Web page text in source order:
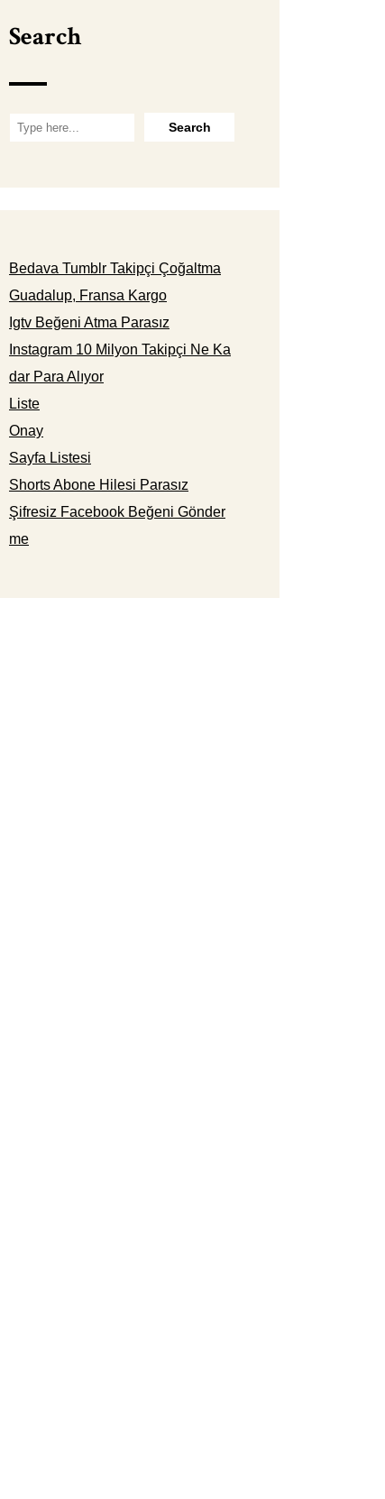
Search
Bedava Tumblr Takipçi Çoğaltma
Guadalup, Fransa Kargo
Igtv Beğeni Atma Parasız
Instagram 10 Milyon Takipçi Ne Ka
dar Para Alıyor
Liste
Onay
Sayfa Listesi
Shorts Abone Hilesi Parasız
Şifresiz Facebook Beğeni Gönder
me